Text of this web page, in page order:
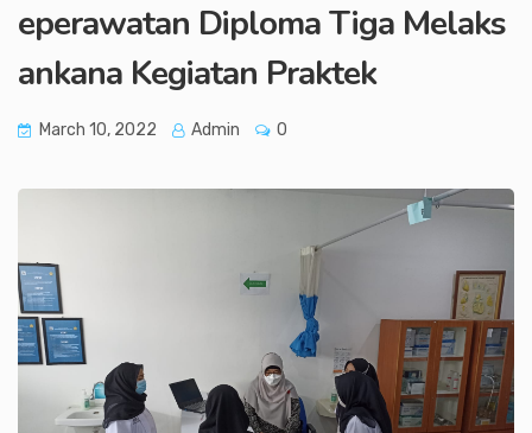
eperawatan Diploma Tiga Melaks
ankana Kegiatan Praktek
March 10, 2022 Admin 0